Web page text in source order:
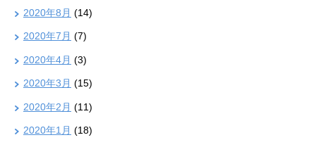
2020年8月 (14)
2020年7月 (7)
2020年4月 (3)
2020年3月 (15)
2020年2月 (11)
2020年1月 (18)